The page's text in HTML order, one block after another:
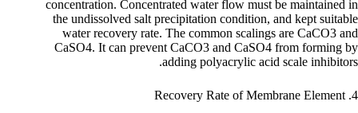
concentration. Concentrated water flow must be maintained in
the undissolved salt precipitation condition, and kept suitable
water recovery rate. The common scalings are CaCO3 and
CaSO4. It can prevent CaCO3 and CaSO4 from forming by
adding polyacrylic acid scale inhibitors.
4. Recovery Rate of Membrane Element